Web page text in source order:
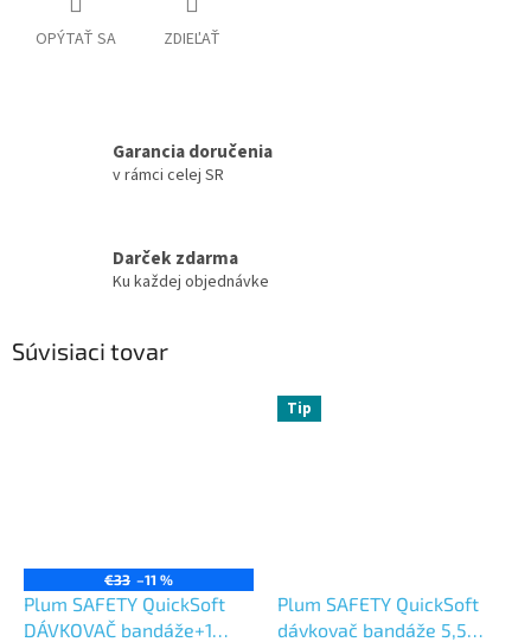
OPÝTAŤ SA ZDIEĽAŤ
Garancia doručenia
v rámci celej SR
Darček zdarma
Ku každej objednávke
Súvisiaci tovar
€33 –11 %
Plum SAFETY QuickSoft
DÁVKOVAČ bandáže+1
Tip
Plum SAFETY QuickSoft
dávkovač bandáže 5,5